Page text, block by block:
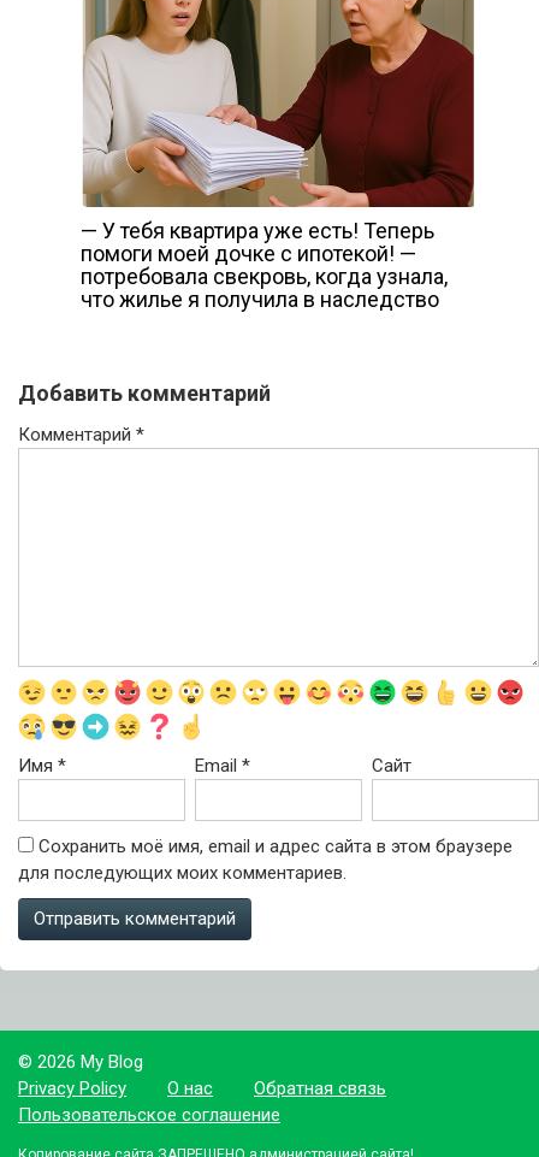
— У тебя квартира уже есть! Теперь
помоги моей дочке с ипотекой! —
потребовала свекровь, когда узнала,
что жилье я получила в наследство
Добавить комментарий
Комментарий *
Имя * Email* Сайт
Сохранить моё имя, email и адрес сайта в этом браузере
для последующих моих комментариев.
© 2026 My Blog
Privacy Policy
О нас
Обратная связь
Пользовательское соглашение